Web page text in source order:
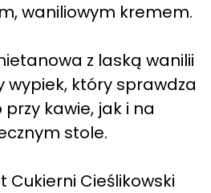
waniliowym kremem.
z laską wanilii
wypiek, który sprawdza
przy kawie, jak i na
stole.
Cukierni Cieślikowski